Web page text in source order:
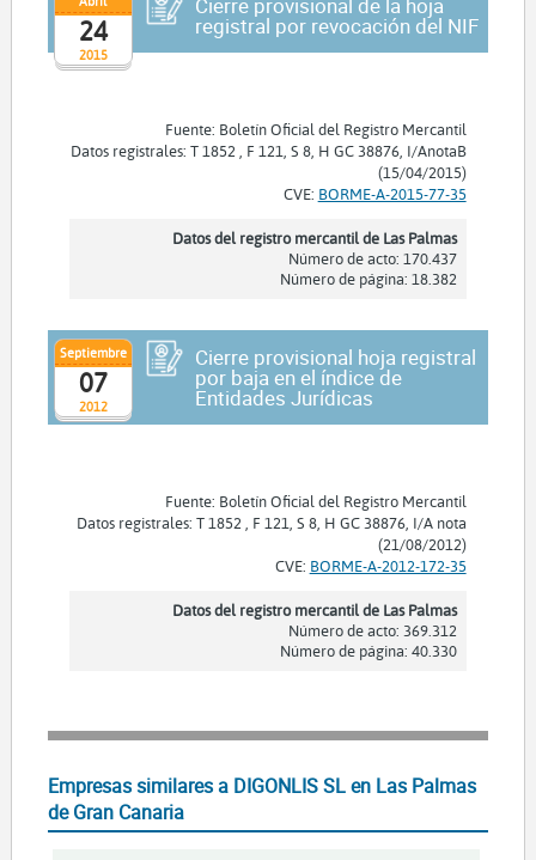
2015
24
Cierre provisional de la hoja
registral por revocación del NIF
Fuente: Boletín Oficial del Registro Mercantil
Datos registrales: T 1852 , F 121, S 8, H GC 38876, I/AnotaB
(15/04/2015)
CVE: BORME-A-2015-77-35
Datos del registro mercantil de Las Palmas
Número de acto: 170.437
Número de página: 18.382
2012
Septiembre
07
Cierre provisional hoja registral
por baja en el índice de
Entidades Jurídicas
Fuente: Boletín Oficial del Registro Mercantil
Datos registrales: T 1852 , F 121, S 8, H GC 38876, I/A nota
(21/08/2012)
CVE: BORME-A-2012-172-35
Datos del registro mercantil de Las Palmas
Número de acto: 369.312
Número de página: 40.330
Empresas similares a DIGONLIS SL en Las Palmas
de Gran Canaria